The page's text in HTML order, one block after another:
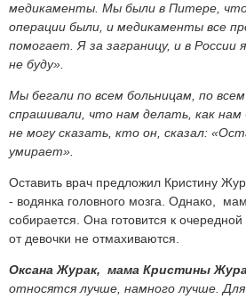
медикаменты. Мы были в Питере,
операции были, и медикаменты все
помогает. Я за заграницу, и в России
не буду».
Мы бегали по всем больницам, по
спрашивали, что нам делать, как нам
не могу сказать, кто он, сказал:
умирает».
Оставить врач предложил Кристину
- водянка головного мозга. Однако,
собирается. Она готовится к очередной
от девочки не отмахиваются.
Оксана Журак, мама Кристины
относятся лучше, намного лучше.